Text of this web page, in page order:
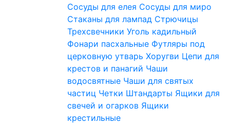
Сосуды для елея Сосуды для миро
Стаканы для лампад Стрючицы
Трехсвечники Уголь кадильный
Фонари пасхальные Футляры под
церковную утварь Хоругви Цепи для
крестов и панагий Чаши
водосвятные Чаши для святых
частиц Четки Штандарты Ящики для
свечей и огарков Ящики
крестильные